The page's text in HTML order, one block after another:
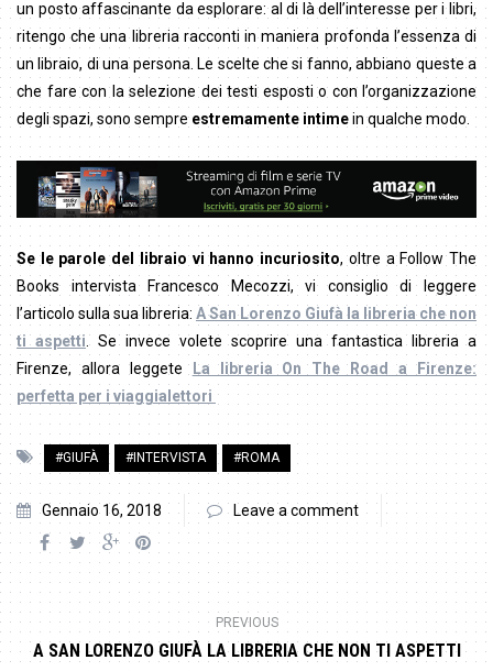
un posto affascinante da esplorare: al di là dell’interesse per i libri,
ritengo che una libreria racconti in maniera profonda l’essenza di
un libraio, di una persona. Le scelte che si fanno, abbiano queste a
che fare con la selezione dei testi esposti o con l’organizzazione
degli spazi, sono sempreestremamente intimein qualche modo.
Se le parole del libraio vi hanno incuriosito, oltre a Follow The
Books intervista Francesco Mecozzi, vi consiglio di leggere
l’articolo sulla sua libreria: A San Lorenzo Giufà la libreria che non
ti aspetti . Se invece volete scoprire una fantastica libreria a
Firenze, allora leggete La libreria On The Road a Firenze:
perfetta per i viaggialettori
#GIUFÀ #INTERVISTA #ROMA
Gennaio 16, 2018 Leave a comment
PREVIOUS
A SAN LORENZO GIUFÀ LA LIBRERIA CHE NON TI ASPETTI